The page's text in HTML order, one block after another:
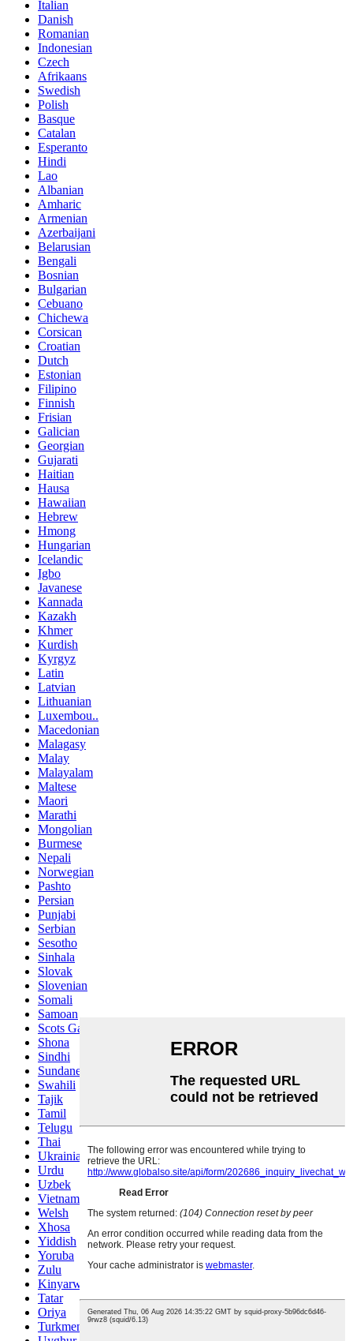
Italian
Danish
Romanian
Indonesian
Czech
Afrikaans
Swedish
Polish
Basque
Catalan
Esperanto
Hindi
Lao
Albanian
Amharic
Armenian
Azerbaijani
Belarusian
Bengali
Bosnian
Bulgarian
Cebuano
Chichewa
Corsican
Croatian
Dutch
Estonian
Filipino
Finnish
Frisian
Galician
Georgian
Gujarati
Haitian
Hausa
Hawaiian
Hebrew
Hmong
Hungarian
Icelandic
Igbo
Javanese
Kannada
Kazakh
Khmer
Kurdish
Kyrgyz
Latin
Latvian
Lithuanian
Luxembou..
Macedonian
Malagasy
Malay
Malayalam
Maltese
Maori
Marathi
Mongolian
Burmese
Nepali
Norwegian
Pashto
Persian
Punjabi
Serbian
Sesotho
Sinhala
Slovak
Slovenian
Somali
Samoan
Scots Gaelic
Shona
Sindhi
Sundanese
Swahili
Tajik
Tamil
Telugu
Thai
Ukrainian
Urdu
Uzbek
Vietnamese
Welsh
Xhosa
Yiddish
Yoruba
Zulu
Kinyarwanda
Tatar
Oriya
Turkmen